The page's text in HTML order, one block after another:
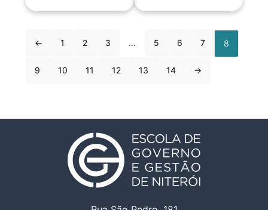
← 1 2 3 … 5 6 7 8
9 10 11 12 13 14 →